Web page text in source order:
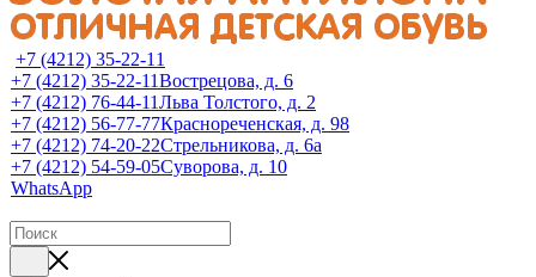
+7 (4212) 35-22-11
+7 (4212) 35-22-11Вострецова, д. 6
+7 (4212) 76-44-11Льва Толстого, д. 2
+7 (4212) 56-77-77Краснореченская, д. 98
+7 (4212) 74-20-22Стрельникова, д. 6а
+7 (4212) 54-59-05Суворова, д. 10
WhatsApp